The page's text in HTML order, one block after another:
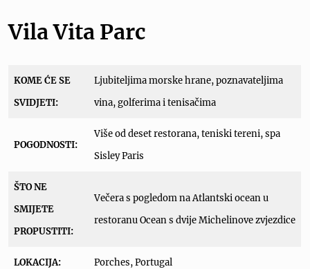
Vila Vita Parc
KOME ĆE SE
SVIDJETI:
Ljubiteljima morske hrane, poznavateljima
vina, golferima i tenisačima
POGODNOSTI:
Više od deset restorana, teniski tereni, spa
Sisley Paris
ŠTO NE
SMIJETE
PROPUSTITI:
Večera s pogledom na Atlantski ocean u
restoranu Ocean s dvije Michelinove zvjezdice
LOKACIJA: Porches, Portugal